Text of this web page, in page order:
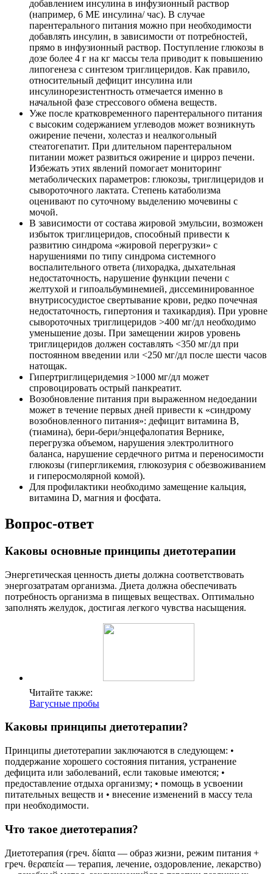
добавлением инсулина в инфузионный раствор
(например, 6 ME инсулина/ час). В случае
парентерального питания можно при необходимости
добавлять инсулин, в зависимости от потребностей,
прямо в инфузионный раствор. Поступление глюкозы в
дозе более 4 г на кг массы тела приводит к повышению
липогенеза с синтезом триглицеридов. Как правило,
относительный дефицит инсулина или
инсулинорезистентность отмечается именно в
начальной фазе стрессового обмена веществ.
Уже после кратковременного парентерального питания
с высоким содержанием углеводов может возникнуть
ожирение печени, холестаз и неалкогольный
стеатогепатит. При длительном парентеральном
питании может развиться ожирение и цирроз печени.
Избежать этих явлений помогает мониторинг
метаболических параметров: глюкозы, триглицеридов и
сывороточного лактата. Степень катаболизма
оценивают по суточному выделению мочевины с
мочой.
В зависимости от состава жировой эмульсии, возможен
избыток триглицеридов, способный привести к
развитию синдрома «жировой перегрузки» с
нарушениями по типу синдрома системного
воспалительного ответа (лихорадка, дыхательная
недостаточность, нарушение функции печени с
желтухой и гипоальбуминемией, диссеминированное
внутрисосудистое свертывание крови, редко почечная
недостаточность, гипертония и тахикардия). При уровне
сывороточных триглицеридов >400 мг/дл необходимо
уменьшение дозы. При замещении жиров уровень
триглицеридов должен составлять <350 мг/дл при
постоянном введении или <250 мг/дл после шести часов
натощак.
Гипертриглицеридемия >1000 мг/дл может
спровоцировать острый панкреатит.
Возобновление питания при выраженном недоедании
может в течение первых дней привести к «синдрому
возобновленного питания»: дефицит витамина В,
(тиамина), бери-бери/энцефалопатия Вернике,
перегрузка объемом, нарушения электролитного
баланса, нарушение сердечного ритма и переносимости
глюкозы (гипергликемия, глюкозурия с обезвоживанием
и гиперосмолярной комой).
Для профилактики необходимо замещение кальция,
витамина D, магния и фосфата.
Вопрос-ответ
Каковы основные принципы диетотерапии
Энергетическая ценность диеты должна соответствовать
энергозатратам организма. Диета должна обеспечивать
потребность организма в пищевых веществах. Оптимально
заполнять желудок, достигая легкого чувства насыщения.
Читайте также:
Вагусные пробы
Каковы принципы диетотерапии?
Принципы диетотерапии заключаются в следующем: •
поддержание хорошего состояния питания, устранение
дефицита или заболеваний, если таковые имеются; •
предоставление отдыха организму; • помощь в усвоении
питательных веществ и • внесение изменений в массу тела
при необходимости.
Что такое диетотерапия?
Диетотерапия (греч. δίαιτα — образ жизни, режим питания +
греч. θεραπεία — терапия, лечение, оздоровление, лекарство)